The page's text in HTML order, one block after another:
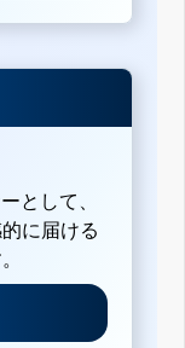
として、
に届ける